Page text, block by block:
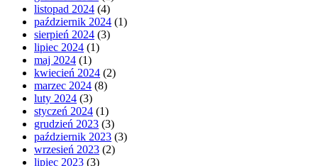
listopad 2024 (4)
październik 2024 (1)
sierpień 2024 (3)
lipiec 2024 (1)
maj 2024 (1)
kwiecień 2024 (2)
marzec 2024 (8)
luty 2024 (3)
styczeń 2024 (1)
grudzień 2023 (3)
październik 2023 (3)
wrzesień 2023 (2)
lipiec 2023 (3)